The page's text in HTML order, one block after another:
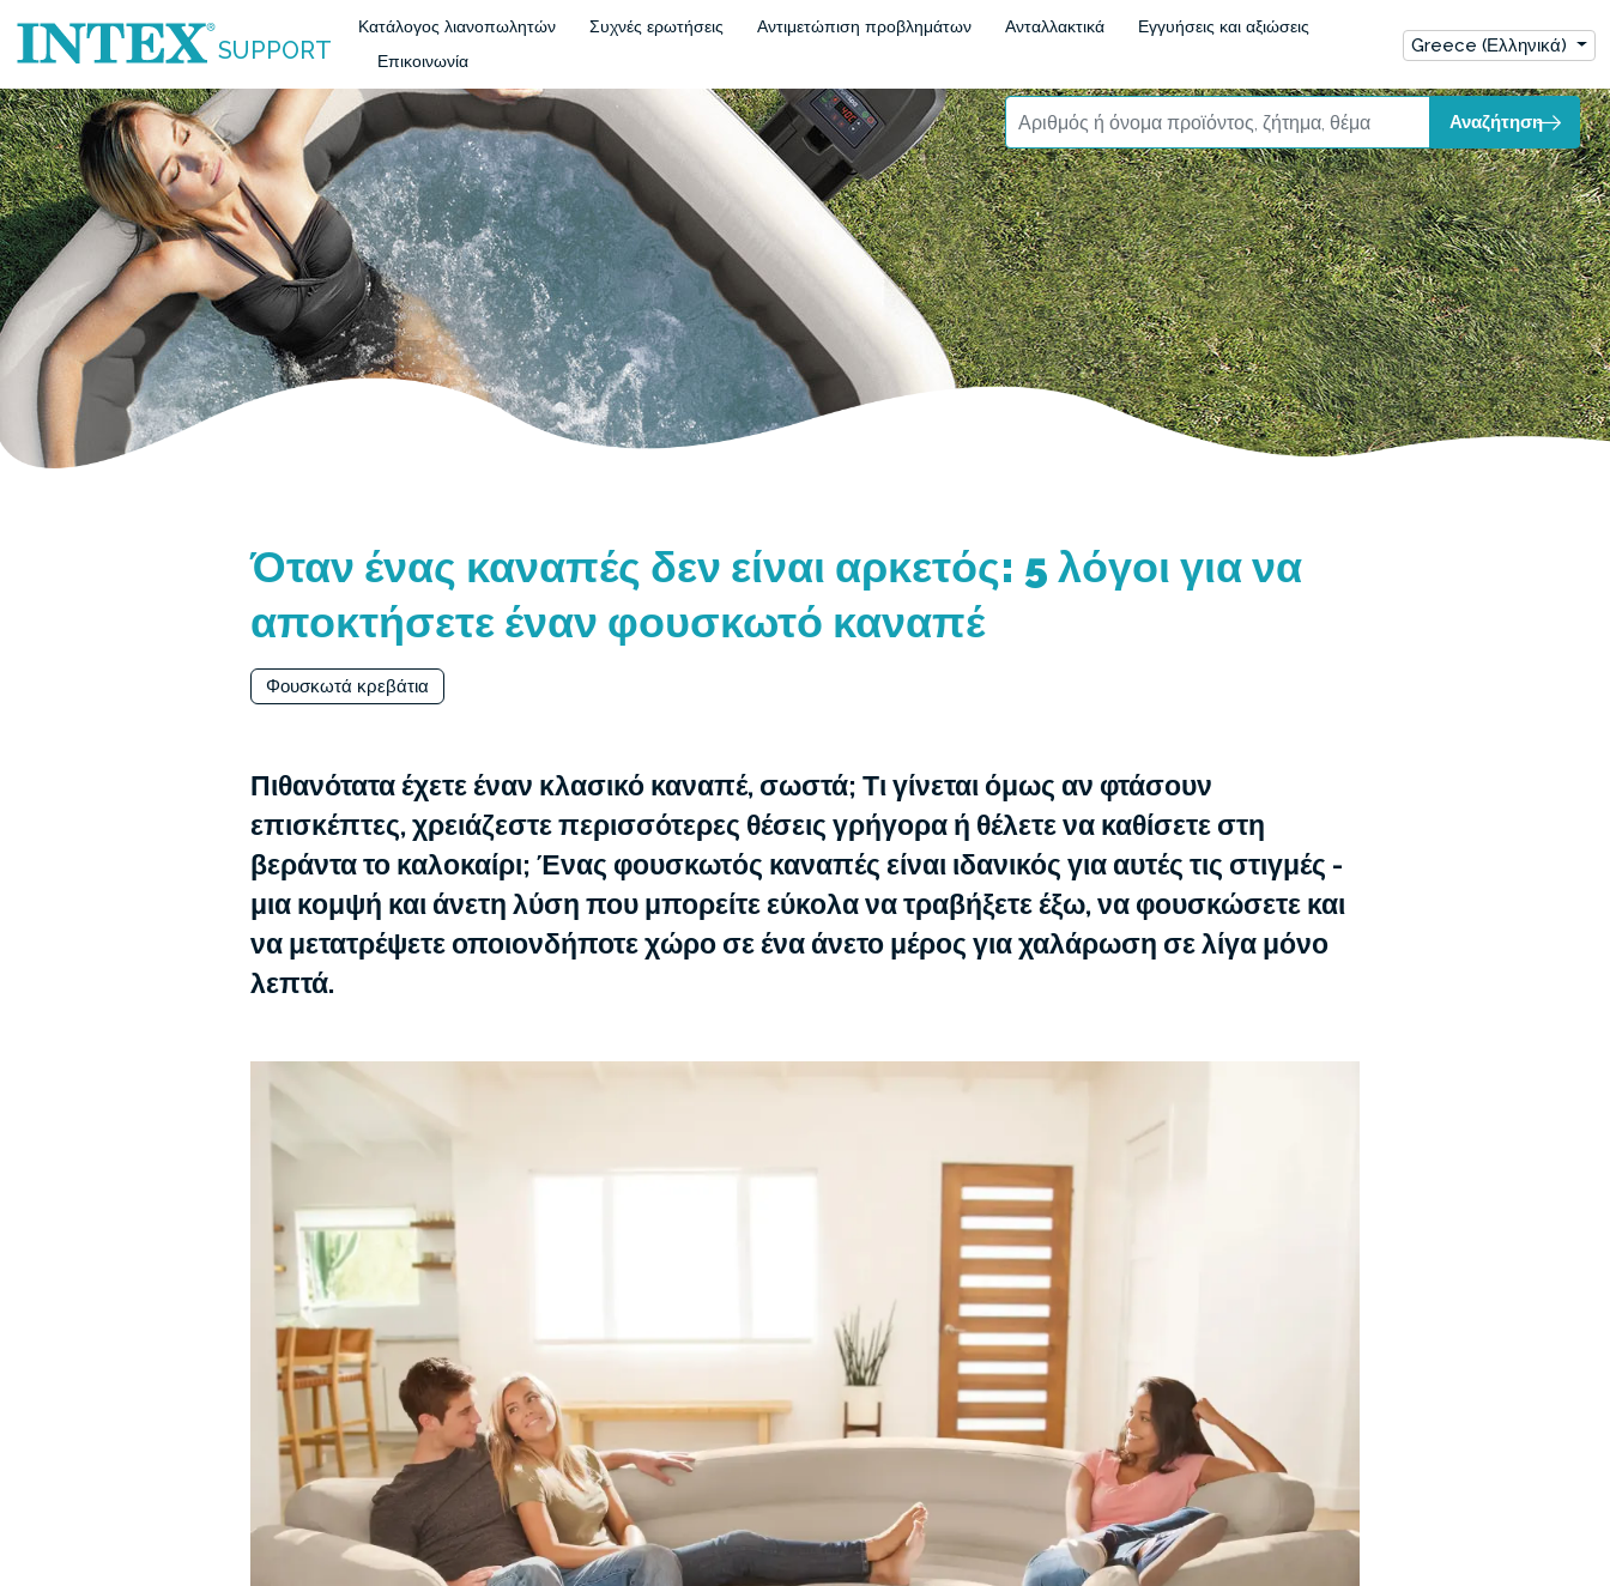
SUPPORT
Κατάλογος λιανοπωλητών Συχνές ερωτήσεις Αντιμετώπιση προβλημάτων Ανταλλακτικά
Εγγυήσεις και αξιώσεις
Επικοινωνία
Greece (Ελληνικά)
Αναζήτηση
Όταν ένας καναπές δεν είναι αρκετός: 5 λόγοι για να
αποκτήσετε έναν φουσκωτό καναπέ
Φουσκωτά κρεβάτια
Πιθανότατα έχετε έναν κλασικό καναπέ, σωστά; Τι γίνεται όμως αν φτάσουν
επισκέπτες, χρειάζεστε περισσότερες θέσεις γρήγορα ή θέλετε να καθίσετε στη
βεράντα το καλοκαίρι; Ένας φουσκωτός καναπές είναι ιδανικός για αυτές τις στιγμές -
μια κομψή και άνετη λύση που μπορείτε εύκολα να τραβήξετε έξω, να φουσκώσετε και
να μετατρέψετε οποιονδήποτε χώρο σε ένα άνετο μέρος για χαλάρωση σε λίγα μόνο
λεπτά.